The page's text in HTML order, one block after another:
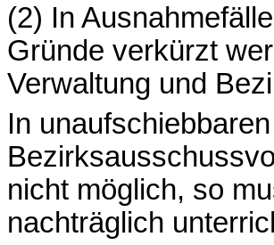
(2) In
Gründe verkürzt
Verwaltung und
In
nicht möglich, so
nachträglich